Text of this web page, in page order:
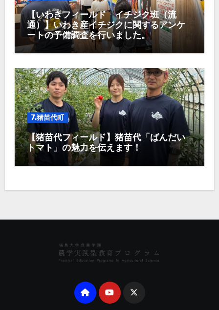
【いわきフィールド イチジク班（流
通）】いわき産イチジクに関するアンケ
ートの予備調査を行いました。
7.猪苗代町
【猪苗代フィールド】猪苗代「ばんだい
トマト」の魅力を伝えます！